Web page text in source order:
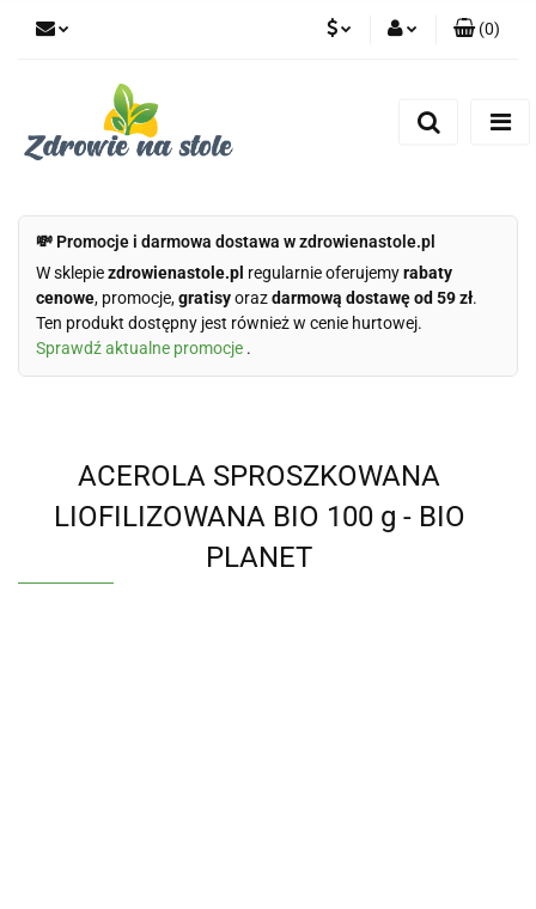
(0)
💸 Promocje i darmowa dostawa w zdrowienastole.pl
W sklepiezdrowienastole.pl regularnie oferujemyrabaty
cenowe, promocje,gratisyorazdarmową dostawę od 59 zł.
Ten produkt dostępny jest również w cenie hurtowej.
Sprawdź aktualne promocje .
ACEROLA SPROSZKOWANA
LIOFILIZOWANA BIO 100 g - BIO
PLANET